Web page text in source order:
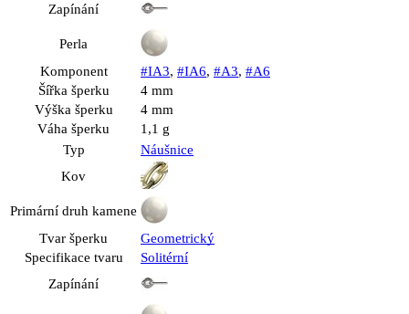
Zapínání
Perla
Komponent
#IA3, #IA6, #A3, #A6
Šířka šperku
4 mm
Výška šperku
4 mm
Váha šperku
1,1 g
Typ
Náušnice
Kov
Primární druh kamene
Tvar šperku
Geometrický
Specifikace tvaru
Solitérní
Zapínání